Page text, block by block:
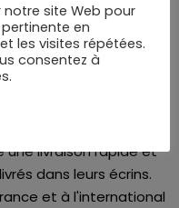
une livraison rapide et
dans leurs écrins.
et à l'international
notre site Web pour
en
les visites répétées.
consentez à